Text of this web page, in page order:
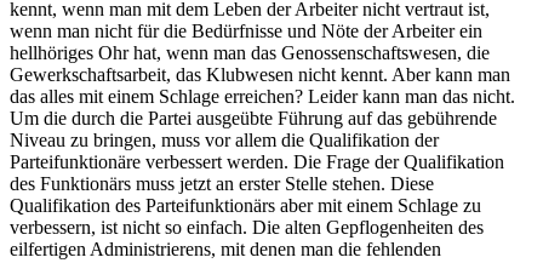
kennt, wenn man mit dem Leben der Arbeiter nicht vertraut ist,
wenn man nicht für die Bedürfnisse und Nöte der Arbeiter ein
hellhöriges Ohr hat, wenn man das Genossenschaftswesen, die
Gewerkschaftsarbeit, das Klubwesen nicht kennt. Aber kann man
das alles mit einem Schlage erreichen? Leider kann man das nicht.
Um die durch die Partei ausgeübte Führung auf das gebührende
Niveau zu bringen, muss vor allem die Qualifikation der
Parteifunktionäre verbessert werden. Die Frage der Qualifikation
des Funktionärs muss jetzt an erster Stelle stehen. Diese
Qualifikation des Parteifunktionärs aber mit einem Schlage zu
verbessern, ist nicht so einfach. Die alten Gepflogenheiten des
eilfertigen Administrierens, mit denen man die fehlenden